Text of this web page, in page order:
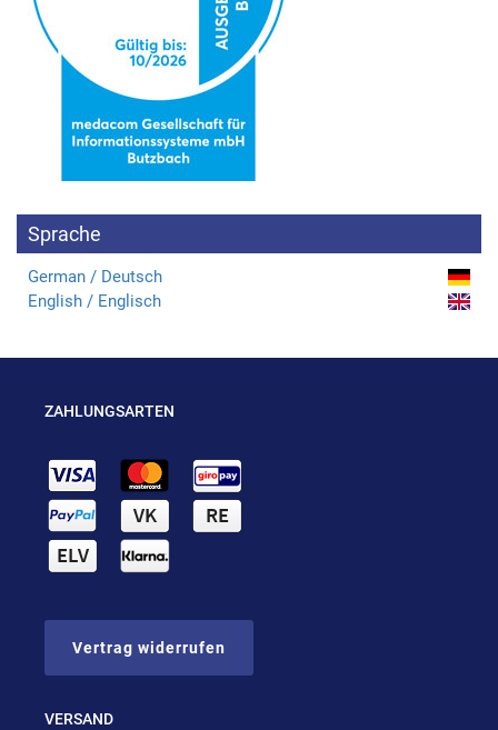
Sprache
German / Deutsch
English / Englisch
ZAHLUNGSARTEN
Vertrag widerrufen
VERSAND